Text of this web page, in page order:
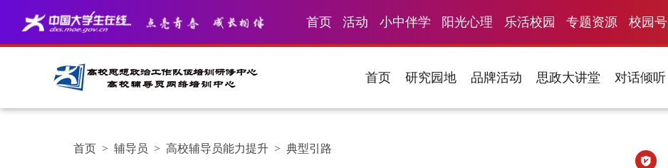
首页 活动 小中伴学 阳光心理 乐活校园 专题资源 校园号
首页 研究园地 品牌活动 思政大讲堂 对话倾听
首页 > 辅导员 > 高校辅导员能力提升 > 典型引路